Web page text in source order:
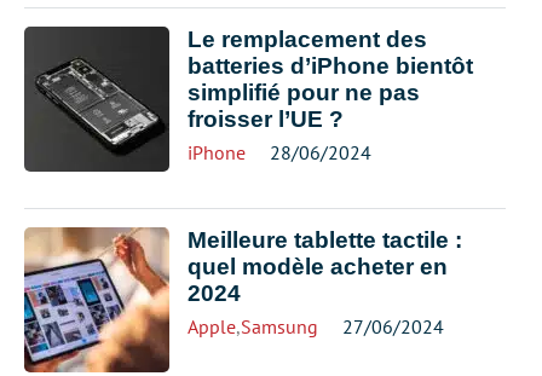
Le remplacement des
batteries d’iPhone bientôt
simplifié pour ne pas
froisser l’UE ?
iPhone 28/06/2024
Meilleure tablette tactile :
quel modèle acheter en
2024
Apple,Samsung 27/06/2024